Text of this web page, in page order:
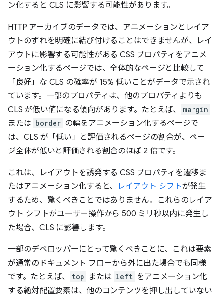
ン化すると CLS に影響する可能性があります。
HTTP アーカイブのデータでは、アニメーションとレイア
ウトのずれを明確に結び付けることはできませんが、レイ
アウトに影響する可能性がある CSS プロパティをアニメ
ーション化するページでは、全体的なページと比較して
「良好」な CLS の確率が 15% 低いことがデータで示され
ています。 一部のプロパティは、他のプロパティよりも
CLS が低い値になる傾向があります。たとえば、
margin
または border の幅をアニメーション化するページで
は、CLS が「低い」と評価されるページの割合が、ペー
ジ全体が低いと評価される割合のほぼ 2 倍です。
これは、レイアウトを誘発する CSS プロパティを遷移ま
たはアニメーション化すると、
レイアウト シフトが発生
するため、驚くべきことではありません。
これらのレイア
ウト シフトがユーザー操作から 500 ミリ秒以内に発生し
た場合、CLS に影響します。
一部のデベロッパーにとって驚くべきことに、これは要素
が通常のドキュメント フローから外に出た場合でも同様
です。たとえば、
top または left をアニメーション化
する絶対配置要素は、他のコンテンツを押し出していない